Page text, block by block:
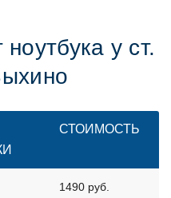
у ст.
СТОИМОСТЬ
1490 руб.